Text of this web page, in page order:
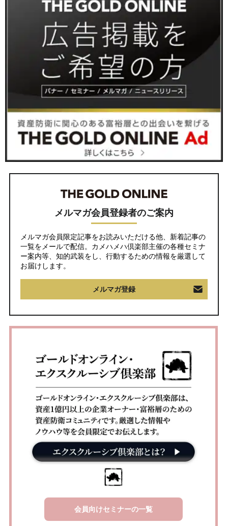
メルマガ会員登録者のご案内
メルマガ会員限定記事をお読みいただける他、新着記事の
一覧をメールで配信。カメハメハ倶楽部主催の各種セミナ
ー案内等、知的武装をし、行動するための情報を厳選して
お届けします。
メルマガ登録
会員向けセミナーの一覧